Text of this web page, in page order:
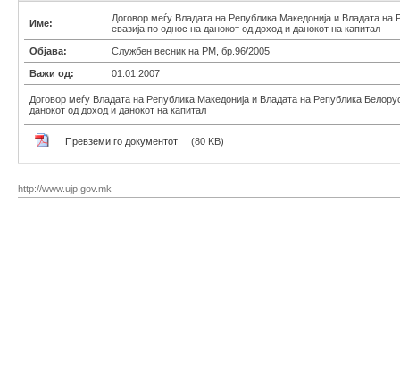
Име:
Договор меѓу Владата на Република Македонија и Владата
евазија по однос на данокот од доход и данокот на капитал
Објава: Службен весник на РМ, бр.96/2005
Важи од: 01.01.2007
Договор меѓу Владата на Република Македонија и Владата на Република
данокот од доход и данокот на капитал
Превземи го документот (80 KB)
http://www.ujp.gov.mk